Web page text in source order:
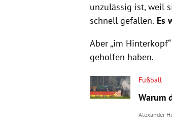
unzulässig ist, weil
schnell gefallen. Es
Aber „im
geholfen haben.
Fußball
Warum
Alexander